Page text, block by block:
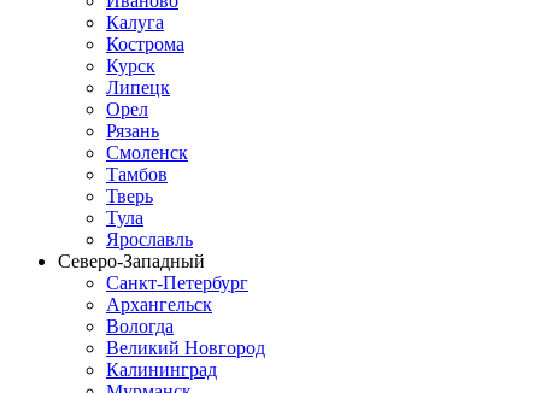
Калуга
Кострома
Курск
Липецк
Орел
Рязань
Смоленск
Тамбов
Тверь
Тула
Ярославль
Северо-Западный
Санкт-Петербург
Архангельск
Вологда
Великий Новгород
Калининград